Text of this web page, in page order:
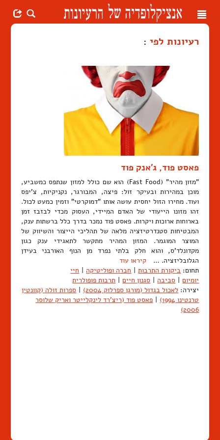
Toggle
רעיונות לפי :
פאסט פוד, ג'אנק פוד
"מזון מהיר" (Fast Food) הוא שם כולל למזון שנתפס כמשביע,
מוכן במהירות ובעיקר זול: פיצה, המבורגר, נקניקיות, צ'יפס
ועוד. מחירו הזול יחסית עושה אותו "דמוקרטי" וזמין כמעט לכול.
זהו מזונו הייעודי של האדם המיידי, העסוק מכדי לבזבז זמן
בארוחות ארוכות ויקרות. פאסט פוד נמכר בדרך כלל ברשתות ענק,
המבטיחות סטנדרטיזציה מלאה של תהליכי הייצור והשיווק של
המוצר המוגמר. המזון המהיר מתקשר לתאגידי ענק כגון
מקדונלד'ס, והוא חלק בלתי נפרד מן הנוף האורבני בעידן
הגלובליזציה. … קיראו עוד
תחום: ביקורת התרבות | חברה ופוליטיקה | חיי
יומיום | סביבה | סגנון חיים | תרבות פופולרית
יצירה: לאכול בגדול (מורגן ספרלוק 2004) | ספרות זולה (קוונטין
טרנטינו 1994)
| פאסט פוד (ריצ'רד לינקלייטר ואריק שלוסר
2006)